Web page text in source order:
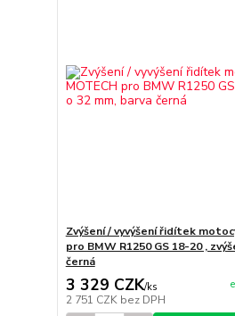
Zvýšení / vyvýšení řidítek
pro BMW R1250 GS 18-20 ,
černá
3 329 CZK/ks
2 751 CZK bez DPH